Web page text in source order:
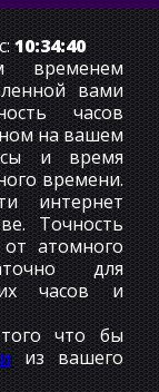
10:34:41
временем
вами
часов
на вашем
и время
времени.
интернет
Точность
атомного
для
часов и
что бы
из вашего